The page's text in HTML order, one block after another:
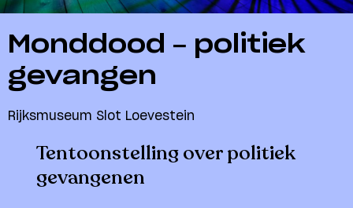
Monddood – politiek
gevangen
Rijksmuseum Slot Loevestein
Tentoonstelling over politiek
gevangenen